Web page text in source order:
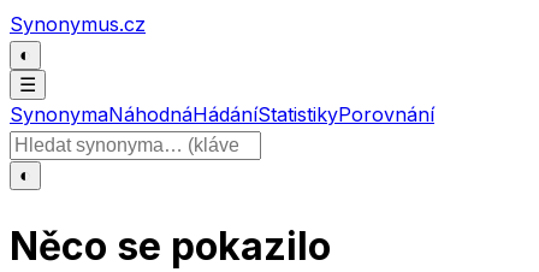
Přeskočit na obsah
Synonymus.cz
◐
☰
SynonymaNáhodnáHádáníStatistikyPorovnání
Hledat slovo
◐
Něco se pokazilo